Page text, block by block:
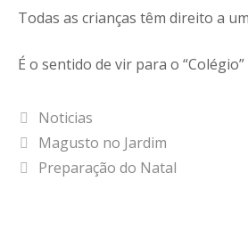
Todas as crianças têm direito a
É o sentido de vir para o
Categorias
Noticias
Magusto no Jardim
Preparação do Natal